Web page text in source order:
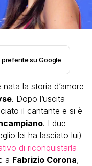
su Google
la storia d’amore
. Dopo l’uscita
il cantante e si è
. I due
lei ha lasciato lui)
di riconquistarla
a Fabrizio Corona,